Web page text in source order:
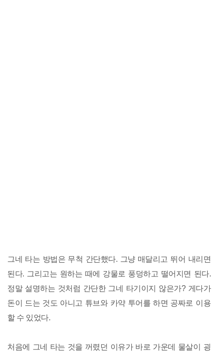
그네 타는 방법은 무척 간단했다. 그냥 매달리고 뛰어 내리면
된다. 그리고는 원하는 때에 강물로 풍덩하고 떨어지면 된다.
정말 설명하는 것처럼 간단한 그네 타기이지 않은가? 게다가
돈이 드는 것도 아니고 튜브와 카약 투어를 하면 공짜로 이용
할 수 있었다.
처음에 그네 타는 것을 꺼렸던 이유가 바로 가운데 물살이 굉